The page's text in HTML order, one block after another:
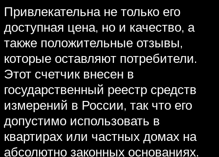
Привлекательна не только его
доступная цена, но и качество, а
также положительные отзывы,
которые оставляют потребители.
Этот счетчик внесен в
государственный реестр средств
измерений в России, так что его
допустимо использовать в
квартирах или частных домах на
абсолютно законных основаниях.